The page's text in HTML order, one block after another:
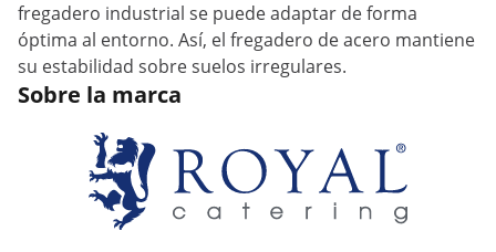
fregadero industrial se puede adaptar de forma
óptima al entorno. Así, el fregadero de acero mantiene
su estabilidad sobre suelos irregulares.
Sobre la marca